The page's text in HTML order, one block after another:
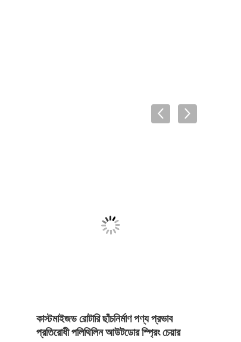
কাস্টমাইজড রোটারি ছাঁচনির্মাণ পণ্য প্রভাব
প্রতিরোধী পলিথিলিন আউটডোর স্প্রিং চেয়ার